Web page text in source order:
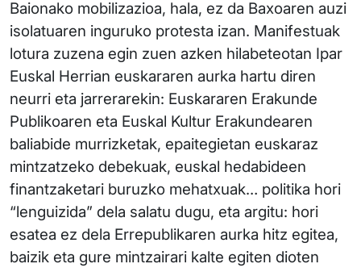
Baionako mobilizazioa, hala, ez da Baxoaren auzi
isolatuaren inguruko protesta izan. Manifestuak
lotura zuzena egin zuen azken hilabeteotan Ipar
Euskal Herrian euskararen aurka hartu diren
neurri eta jarrerarekin: Euskararen Erakunde
Publikoaren eta Euskal Kultur Erakundearen
baliabide murrizketak, epaitegietan euskaraz
mintzatzeko debekuak, euskal hedabideen
finantzaketari buruzko mehatxuak… politika hori
“lenguizida” dela salatu dugu, eta argitu: hori
esatea ez dela Errepublikaren aurka hitz egitea,
baizik eta gure mintzairari kalte egiten dioten